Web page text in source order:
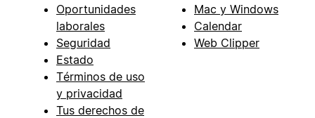
Oportunidades
laborales
Seguridad
Estado
Términos de uso
y privacidad
Tus derechos de
Mac y Windows
Calendar
Web Clipper